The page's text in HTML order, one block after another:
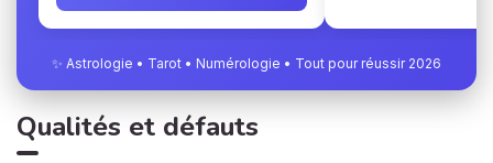
✨ Astrologie • Tarot • Numérologie • Tout pour réussir 2026
Qualités et défauts